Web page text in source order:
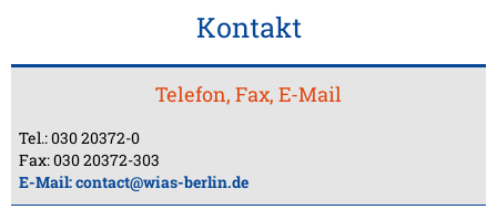
Kontakt
Telefon, Fax, E-Mail
Tel.: 030 20372-0
Fax: 030 20372-303
E-Mail:contact@wias-berlin.de